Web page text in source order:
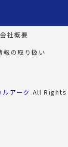
会社概要
報の取り扱い
アーク .All Rights